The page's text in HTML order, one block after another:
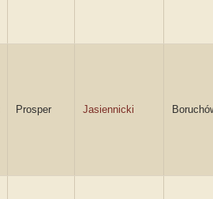
Prosper Jasiennicki